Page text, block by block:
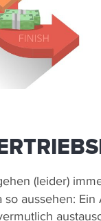
(leider)
aussehen: